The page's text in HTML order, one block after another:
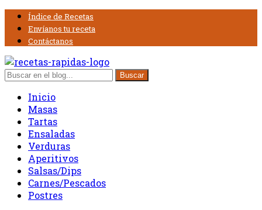
Índice de Recetas
Envíanos tu receta
Contáctanos
Inicio
Masas
Tartas
Ensaladas
Verduras
Aperitivos
Salsas/Dips
Carnes/Pescados
Postres